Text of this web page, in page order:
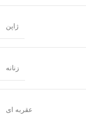
ژاپن
زنانه
عقربه ای